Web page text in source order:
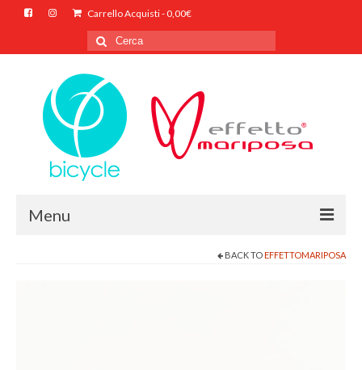
Carrello Acquisti-0,00€
Cerca
per:
Menu
BACK TOEFFETTOMARIPOSA